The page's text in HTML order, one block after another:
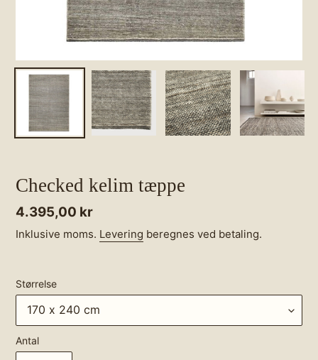
Checked kelim tæppe
Normalpris
4.395,00 kr
Inklusive moms. Levering beregnes ved betaling.
Størrelse
Antal